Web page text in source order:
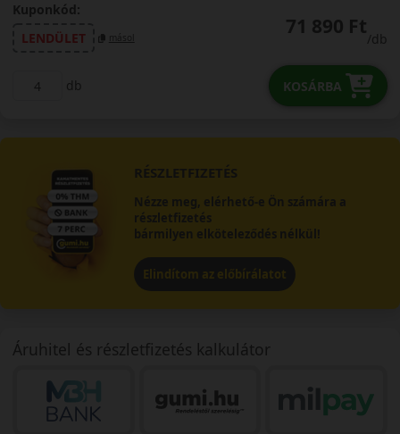
Kuponkód:
LENDÜLET
másol 71 890 Ft
/db
db KOSÁRBA
RÉSZLETFIZETÉS
Nézze meg, elérhető-e Ön számára a
részletfizetés
bármilyen elköteleződés nélkül!
Elindítom az előbírálatot
Áruhitel és részletfizetés kalkulátor